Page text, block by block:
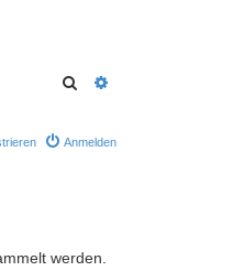
Suche
Anmelden
werden.